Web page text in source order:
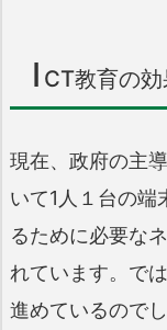
I CT教育の効
現在、政府の主
いて1人１台の端
るために必要な
れています。で
進めているので